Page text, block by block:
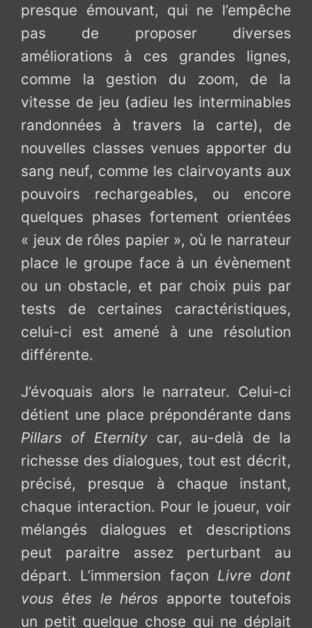
presque émouvant, qui ne l’empêche
pas de proposer diverses
améliorations à ces grandes lignes,
comme la gestion du zoom, de la
vitesse de jeu (adieu les interminables
randonnées à travers la carte), de
nouvelles classes venues apporter du
sang neuf, comme les clairvoyants aux
pouvoirs rechargeables, ou encore
quelques phases fortement orientées
« jeux de rôles papier », où le narrateur
place le groupe face à un évènement
ou un obstacle, et par choix puis par
tests de certaines caractéristiques,
celui-ci est amené à une résolution
différente.
J’évoquais alors le narrateur. Celui-ci
détient une place prépondérante dans
Pillars of Eternitycar, au-delà de la
richesse des dialogues, tout est décrit,
précisé, presque à chaque instant,
chaque interaction. Pour le joueur, voir
mélangés dialogues et descriptions
peut paraitre assez perturbant au
départ. L’immersion façon Livre dont
vous êtes le héros apporte toutefois
un petit quelque chose qui ne déplait